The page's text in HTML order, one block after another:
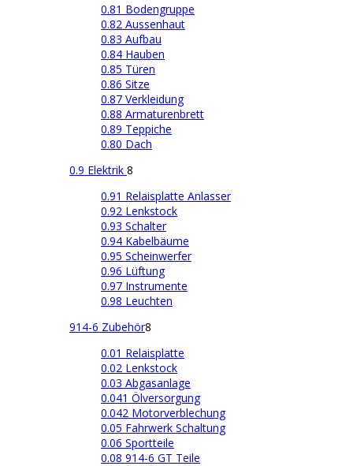
0.81 Bodengruppe
0.82 Aussenhaut
0.83 Aufbau
0.84 Hauben
0.85 Türen
0.86 Sitze
0.87 Verkleidung
0.88 Armaturenbrett
0.89 Teppiche
0.80 Dach
0.9 Elektrik 8
0.91 Relaisplatte Anlasser
0.92 Lenkstock
0.93 Schalter
0.94 Kabelbäume
0.95 Scheinwerfer
0.96 Lüftung
0.97 Instrumente
0.98 Leuchten
914-6 Zubehör8
0.01 Relaisplatte
0.02 Lenkstock
0.03 Abgasanlage
0.041 Ölversorgung
0.042 Motorverblechung
0.05 Fahrwerk Schaltung
0.06 Sportteile
0.08 914-6 GT Teile